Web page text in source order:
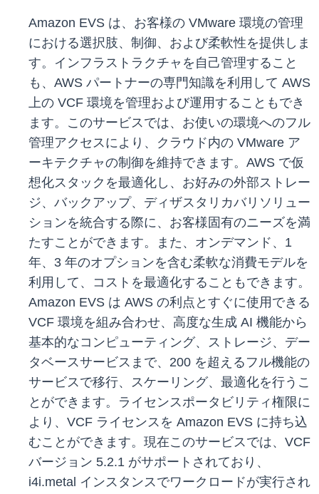
Amazon EVS は、お客様の VMware 環境の管理
における選択肢、制御、および柔軟性を提供しま
す。インフラストラクチャを自己管理すること
も、AWS パートナーの専門知識を利用して AWS
上の VCF 環境を管理および運用することもでき
ます。このサービスでは、お使いの環境へのフル
管理アクセスにより、クラウド内の VMware ア
ーキテクチャの制御を維持できます。AWS で仮
想化スタックを最適化し、お好みの外部ストレー
ジ、バックアップ、ディザスタリカバリソリュー
ションを統合する際に、お客様固有のニーズを満
たすことができます。また、オンデマンド、1
年、3 年のオプションを含む柔軟な消費モデルを
利用して、コストを最適化することもできます。
Amazon EVS は AWS の利点とすぐに使用できる
VCF 環境を組み合わせ、高度な生成 AI 機能から
基本的なコンピューティング、ストレージ、デー
タベースサービスまで、200 を超えるフル機能の
サービスで移行、スケーリング、最適化を行うこ
とができます。ライセンスポータビリティ権限に
より、VCF ライセンスを Amazon EVS に持ち込
むことができます。現在このサービスでは、VCF
バージョン 5.2.1 がサポートされており、
i4i.metal インスタンスでワークロードが実行され